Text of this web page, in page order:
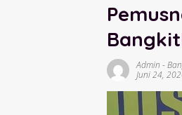
Admin -
Juni 24,